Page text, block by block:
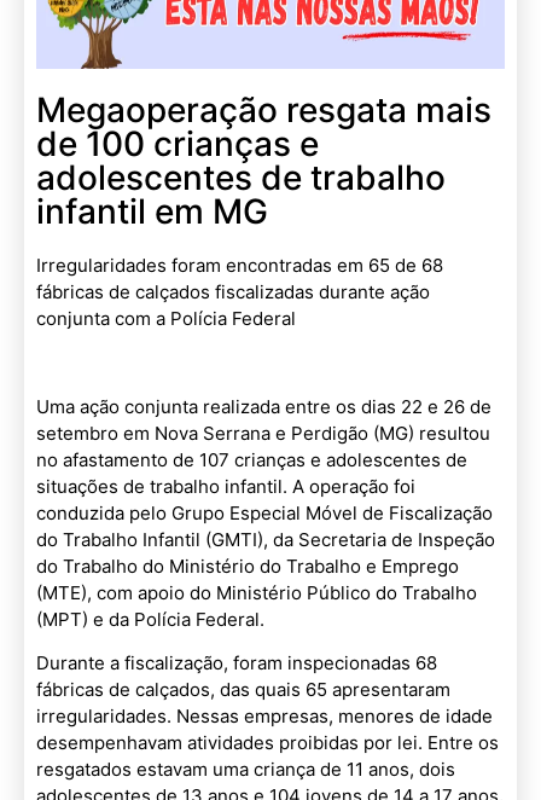
Megaoperação resgata mais
de 100 crianças e
adolescentes de trabalho
infantil em MG
Irregularidades foram encontradas em 65 de 68
fábricas de calçados fiscalizadas durante ação
conjunta com a Polícia Federal
Uma ação conjunta realizada entre os dias 22 e 26 de
setembro em Nova Serrana e Perdigão (MG) resultou
no afastamento de 107 crianças e adolescentes de
situações de trabalho infantil. A operação foi
conduzida pelo Grupo Especial Móvel de Fiscalização
do Trabalho Infantil (GMTI), da Secretaria de Inspeção
do Trabalho do Ministério do Trabalho e Emprego
(MTE), com apoio do Ministério Público do Trabalho
(MPT) e da Polícia Federal.
Durante a fiscalização, foram inspecionadas 68
fábricas de calçados, das quais 65 apresentaram
irregularidades. Nessas empresas, menores de idade
desempenhavam atividades proibidas por lei. Entre os
resgatados estavam uma criança de 11 anos, dois